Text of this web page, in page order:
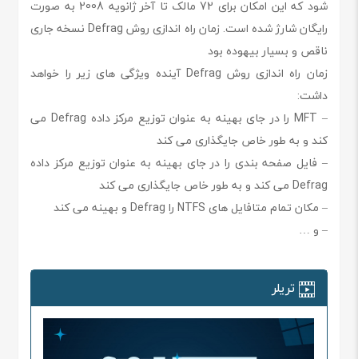
شود که این امکان برای 72 مالک تا آخر ژانویه 2008 به صورت
رایگان شارژ شده است. زمان راه اندازی روش Defrag نسخه جاری
ناقص و بسیار بیهوده بود
زمان راه اندازی روش Defrag آینده ویژگی های زیر را خواهد
داشت:
– MFT را در جای بهینه به عنوان توزیع مرکز داده Defrag می
کند و به طور خاص جایگذاری می کند
– فایل صفحه بندی را در جای بهینه به عنوان توزیع مرکز داده
Defrag می کند و به طور خاص جایگذاری می کند
– مکان تمام متافایل های NTFS را Defrag و بهینه می کند
– و …
تریلر